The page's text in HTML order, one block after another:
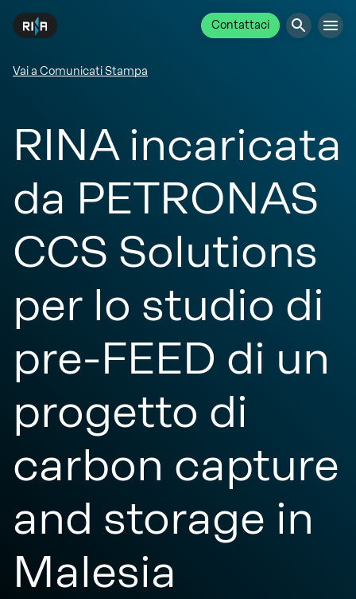
Contattaci
Vai a Comunicati Stampa
RINA incaricata
da PETRONAS
CCS Solutions
per lo studio di
pre-FEED di un
progetto di
carbon capture
and storage in
Malesia